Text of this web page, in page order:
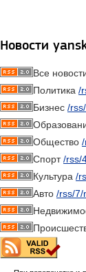
Новости
Все
Политика /
Бизнес /
Общество
Спорт/rss/
Культура /
Авто /rss/7/